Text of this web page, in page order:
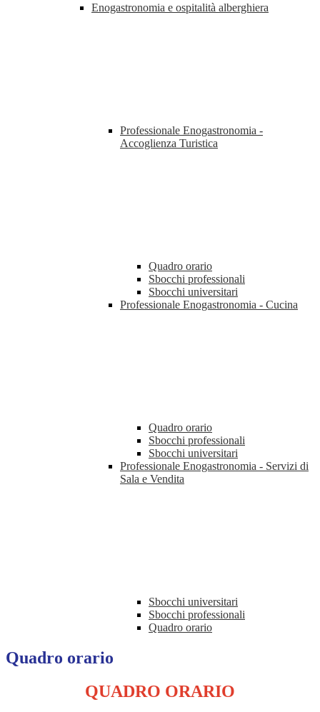
Enogastronomia e ospitalità alberghiera
Professionale Enogastronomia -
Accoglienza Turistica
Quadro orario
Sbocchi professionali
Sbocchi universitari
Professionale Enogastronomia - Cucina
Quadro orario
Sbocchi professionali
Sbocchi universitari
Professionale Enogastronomia - Servizi di
Sala e Vendita
Sbocchi universitari
Sbocchi professionali
Quadro orario
Quadro orario
QUADRO ORARIO